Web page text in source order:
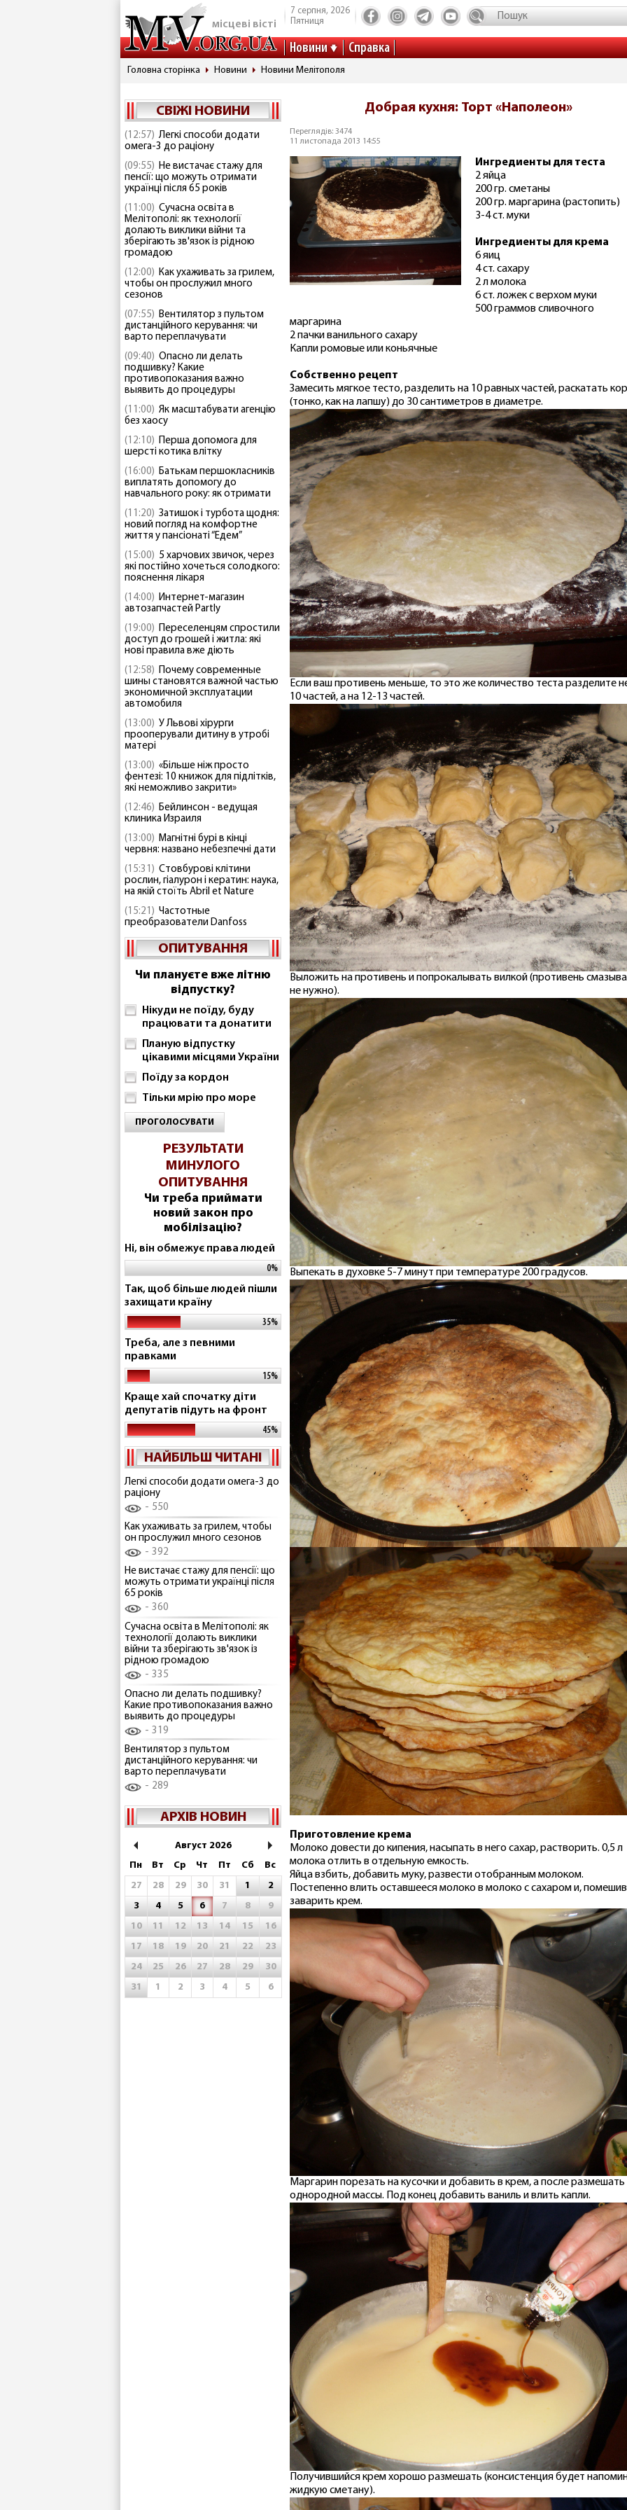
місцеві вісті
7 серпня, 2026
Пятниця
Новини Справка
Головна сторінка Новини Новини Мелітополя
СВІЖІ НОВИНИ
(12:57) Легкі способи додати
омега-3 до раціону
(09:55) Не вистачає стажу для
пенсії: що можуть отримати
українці після 65 років
(11:00) Сучасна освіта в
Мелітополі: як технології
долають виклики війни та
зберігають зв'язок із рідною
громадою
(12:00) Как ухаживать за грилем,
чтобы он прослужил много
сезонов
(07:55) Вентилятор з пультом
дистанційного керування: чи
варто переплачувати
(09:40) Опасно ли делать
подшивку? Какие
противопоказания важно
выявить до процедуры
(11:00) Як масштабувати агенцію
без хаосу
(12:10) Перша допомога для
шерсті котика влітку
(16:00) Батькам першокласників
виплатять допомогу до
навчального року: як отримати
(11:20) Затишок і турбота щодня:
новий погляд на комфортне
життя у пансіонаті “Едем”
(15:00) 5 харчових звичок, через
які постійно хочеться солодкого:
пояснення лікаря
(14:00) Интернет-магазин
автозапчастей Partly
(19:00) Переселенцям спростили
доступ до грошей і житла: які
нові правила вже діють
(12:58) Почему современные
шины становятся важной частью
экономичной эксплуатации
автомобиля
(13:00) У Львові хірурги
прооперували дитину в утробі
матері
(13:00) «Більше ніж просто
фентезі: 10 книжок для підлітків,
які неможливо закрити»
(12:46) Бейлинсон - ведущая
клиника Израиля
(13:00) Магнітні бурі в кінці
червня: названо небезпечні дати
(15:31) Стовбурові клітини
рослин, гіалурон і кератин: наука,
на якій стоїть Abril et Nature
(15:21) Частотные
преобразователи Danfoss
ОПИТУВАННЯ
Чи плануєте вже літню
відпустку?
Нікуди не поїду, буду
працювати та донатити
Планую відпустку
цікавими місцями України
Поїду за кордон
Тільки мрію про море
ПРОГОЛОСУВАТИ
РЕЗУЛЬТАТИ
МИНУЛОГО
ОПИТУВАННЯ
Чи треба приймати
новий закон про
мобілізацію?
Ні, він обмежує права людей
0%
Так, щоб більше людей пішли
захищати країну
35%
Треба, але з певними
правками
15%
Краще хай спочатку діти
депутатів підуть на фронт
45%
НАЙБІЛЬШ ЧИТАНІ
Легкі способи додати омега-3 до
раціону
550
Как ухаживать за грилем, чтобы
он прослужил много сезонов
392
Не вистачає стажу для пенсії: що
можуть отримати українці після
65 років
360
Сучасна освіта в Мелітополі: як
технології долають виклики
війни та зберігають зв'язок із
рідною громадою
335
Опасно ли делать подшивку?
Какие противопоказания важно
выявить до процедуры
319
Вентилятор з пультом
дистанційного керування: чи
варто переплачувати
289
АРХІВ НОВИН
Август 2026
Пн
Вт Ср Чт Пт Сб
Вс
27
28 29 30 31 1
2
3
4 5 6 7 8
9
10
11 12 13 14 15
16
17
18 19 20 21 22
23
24
25 26 27 28 29
30
31
1 2 3 4 5 6
Добрая кухня: Торт «Наполеон»
Переглядів: 3474
11 листопада 2013 14:55
Ингредиенты для теста
2 яйца
200 гр. сметаны
200 гр. маргарина (растопить)
3-4 ст. муки
Ингредиенты для крема
6 яиц
4 ст. сахару
2 л молока
6 ст. ложек с верхом муки
500 граммов сливочного
маргарина
2 пачки ванильного сахару
Капли ромовые или коньячные
Собственно рецепт
Замесить мягкое тесто, разделить на 10 равных частей, раскатать
(тонко, как на лапшу) до 30 сантиметров в диаметре.
Если ваш противень меньше, то это же количество теста разделите
10 частей, а на 12-13 частей.
Выложить на противень и попрокалывать вилкой (противень
не нужно).
Выпекать в духовке 5-7 минут при температуре 200 градусов.
Приготовление крема
Молоко довести до кипения, насыпать в него сахар, растворить. 0,5 л
молока отлить в отдельную емкость.
Яйца взбить, добавить муку, развести отобранным молоком.
Постепенно влить оставшееся молоко в молоко с сахаром и,
заварить крем.
Маргарин порезать на кусочки и добавить в крем, а после
однородной массы. Под конец добавить ваниль и влить капли.
Получившийся крем хорошо размешать (консистенция будет
жидкую сметану).